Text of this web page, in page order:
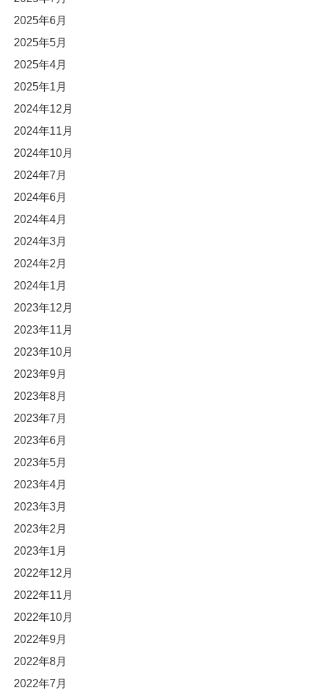
2025年6月
2025年5月
2025年4月
2025年1月
2024年12月
2024年11月
2024年10月
2024年7月
2024年6月
2024年4月
2024年3月
2024年2月
2024年1月
2023年12月
2023年11月
2023年10月
2023年9月
2023年8月
2023年7月
2023年6月
2023年5月
2023年4月
2023年3月
2023年2月
2023年1月
2022年12月
2022年11月
2022年10月
2022年9月
2022年8月
2022年7月